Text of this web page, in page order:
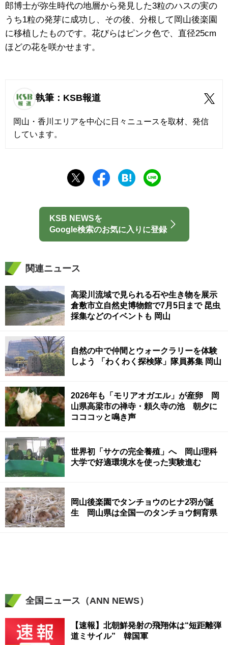
郎博士が弥生時代の地層から発見した3粒のハスの実の
うち1粒の発芽に成功し、その後、分根して岡山後楽園
に移植したものです。花びらはピンク色で、直径25cm
ほどの花を咲かせます。
執筆：KSB報道
岡山・香川エリアを中心に日々ニュースを取材、発信
しています。
KSB NEWSを
Google検索のお気に入りに登録
関連ニュース
高梁川流域で見られる石や生き物を展示
倉敷市立自然史博物館で7月5日まで 昆虫
採集などのイベントも 岡山
自然の中で仲間とウォークラリーを体験
しよう 「わくわく探検隊」隊員募集 岡山
2026年も「モリアオガエル」が産卵 岡
山県高梁市の禅寺・頼久寺の池 朝夕に
コココッと鳴き声
世界初「サケの完全養殖」へ 岡山理科
大学で好適環境水を使った実験進む
岡山後楽園でタンチョウのヒナ2羽が誕
生 岡山県は全国一のタンチョウ飼育県
全国ニュース（ANN NEWS）
【速報】北朝鮮発射の飛翔体は“短距離弾
道ミサイル” 韓国軍